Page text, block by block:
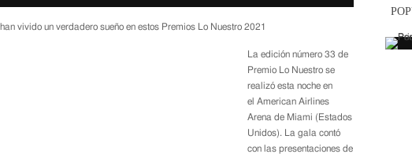
vivido un verdadero sueño en estos Premios Lo Nuestro 2021
La edición número 33 de
Premio Lo Nuestro se
realizó esta noche en
el American Airlines
Arena de Miami (Estados
Unidos). La gala contó
con las presentaciones de